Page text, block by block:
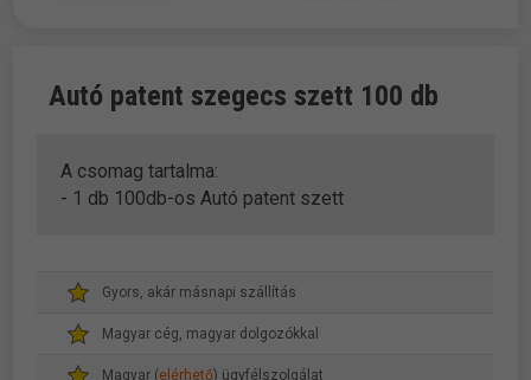
Autó patent szegecs szett 100 db
A csomag tartalma:
- 1 db 100db-os Autó patent szett
Gyors, akár másnapi szállítás
Magyar cég, magyar dolgozókkal
Magyar (elérhető) ügyfélszolgálat